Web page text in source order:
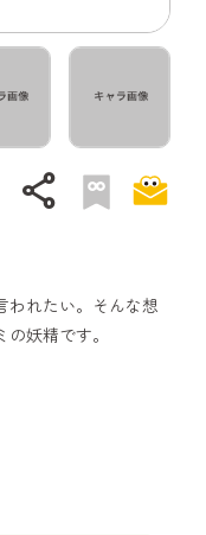
share
われたい。そんな想
妖精です。